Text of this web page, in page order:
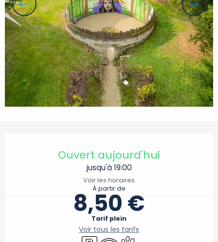
Ouvert aujourd'hui
jusqu'à 19:00
Voir les horaires
À partir de
8,50 €
Tarif plein
Voir tous les tarifs
ParkingWiFi Animaux acceptés